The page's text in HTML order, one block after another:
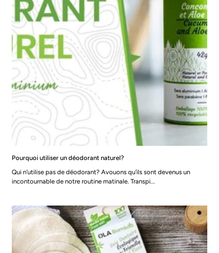
Pourquoi utiliser un déodorant naturel?
Qui n’utilise pas de déodorant? Avouons qu’ils sont devenus un
incontournable de notre routine matinale. Transpi...